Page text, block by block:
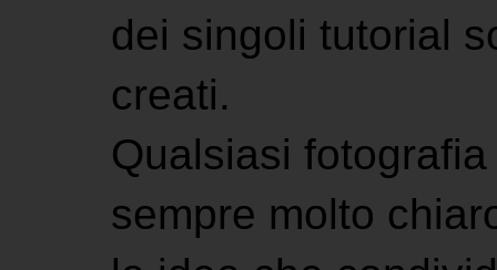
dei singoli tutorial
creati.
Qualsiasi
sempre molto